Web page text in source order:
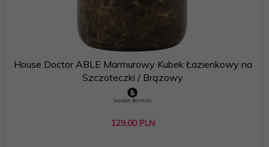
House Doctor ABLE Marmurowy Kubek Łazienkowy na
Szczoteczki / Brązowy
129,00 PLN